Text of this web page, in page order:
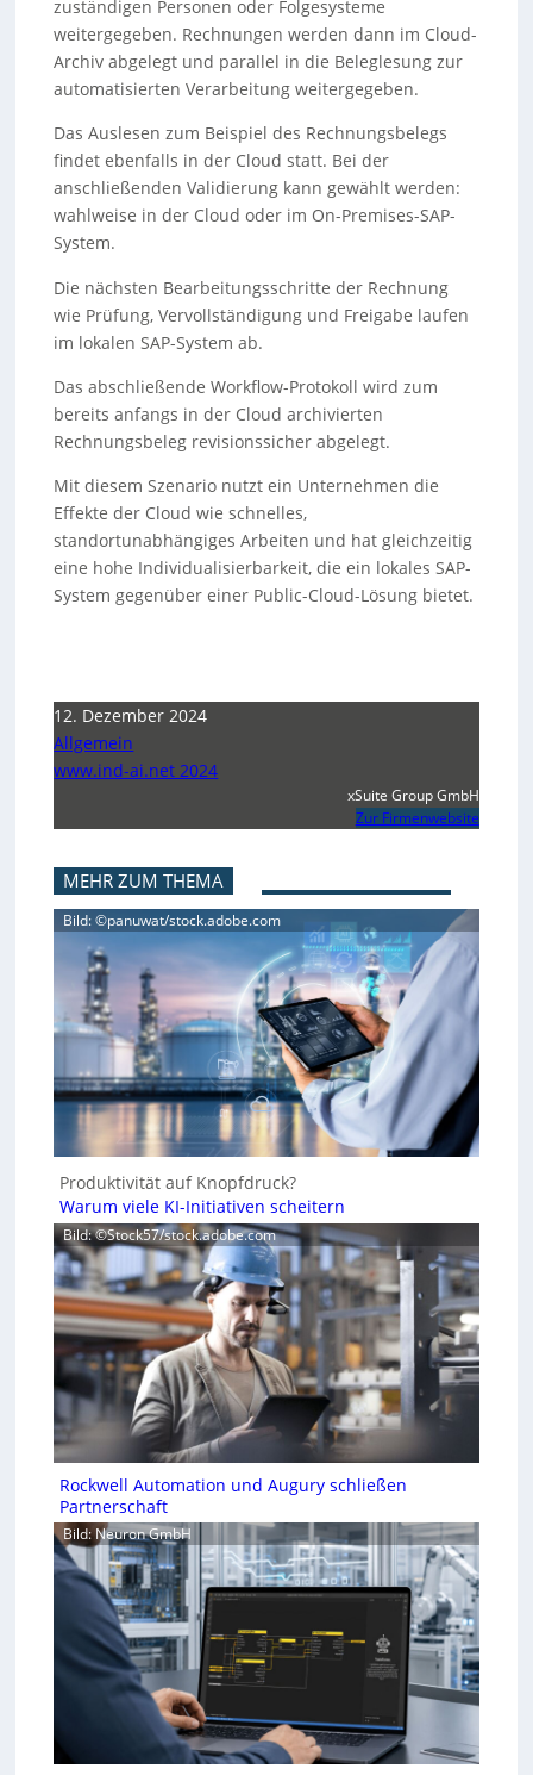
zuständigen Personen oder Folgesysteme
weitergegeben. Rechnungen werden dann im Cloud-
Archiv abgelegt und parallel in die Beleglesung zur
automatisierten Verarbeitung weitergegeben.
Das Auslesen zum Beispiel des Rechnungsbelegs
findet ebenfalls in der Cloud statt. Bei der
anschließenden Validierung kann gewählt werden:
wahlweise in der Cloud oder im On-Premises-SAP-
System.
Die nächsten Bearbeitungsschritte der Rechnung
wie Prüfung, Vervollständigung und Freigabe laufen
im lokalen SAP-System ab.
Das abschließende Workflow-Protokoll wird zum
bereits anfangs in der Cloud archivierten
Rechnungsbeleg revisionssicher abgelegt.
Mit diesem Szenario nutzt ein Unternehmen die
Effekte der Cloud wie schnelles,
standortunabhängiges Arbeiten und hat gleichzeitig
eine hohe Individualisierbarkeit, die ein lokales SAP-
System gegenüber einer Public-Cloud-Lösung bietet.
12. Dezember 2024
Allgemein
www.ind-ai.net 2024
xSuite Group GmbH
Zur Firmenwebsite
MEHR ZUM THEMA
Bild: ©panuwat/stock.adobe.com
Produktivität auf Knopfdruck?
Warum viele KI-Initiativen scheitern
Bild: ©Stock57/stock.adobe.com
Rockwell Automation und Augury schließen
Partnerschaft
Bild: Neuron GmbH